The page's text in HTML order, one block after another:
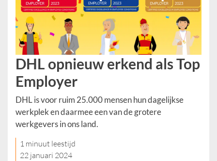
DHL opnieuw erkend als Top
Employer
DHL is voor ruim 25.000 mensen hun dagelijkse
werkplek en daarmee een van de grotere
werkgevers in ons land.
1 minuut leestijd
22 januari 2024